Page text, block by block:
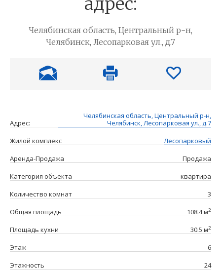
Челябинская область, Центральный р-н,
Челябинск, Лесопарковая ул., д.7
Адрес:
Челябинская область, Центральный р-н,
Челябинск, Лесопарковая ул., д.7
Жилой комплекс
Лесопарковый
Аренда-Продажа
Продажа
Категория объекта
квартира
Количество комнат
3
Общая площадь
108.4 м2
Площадь кухни 30.5 м2
Этаж
6
Этажность
24